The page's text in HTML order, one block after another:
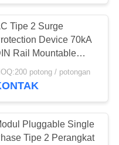
67
Tipe 2 Surge
Device 70kA
Rail Mountable
Arrester
potong / potongan
Pluggable Single
Tipe 2 Perangkat